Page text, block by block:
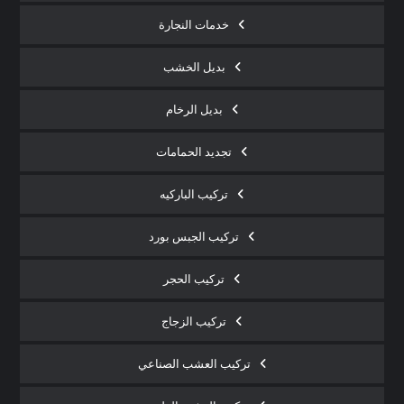
خدمات النجارة
بديل الخشب
بديل الرخام
تجديد الحمامات
تركيب الباركيه
تركيب الجبس بورد
تركيب الحجر
تركيب الزجاج
تركيب العشب الصناعي